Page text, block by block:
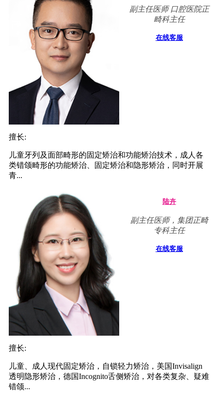
副主任医师 口腔医院正
畸科主任
在线客服
擅长:
儿童牙列及面部畸形的固定矫治和功能矫治技术，成人各
类错颌畸形的功能矫治、固定矫治和隐形矫治，同时开展
青...
陆卉
副主任医师，集团正畸
专科主任
在线客服
擅长:
儿童、成人现代固定矫治，自锁轻力矫治，美国Invisalign
透明隐形矫治，德国Incognito舌侧矫治，对各类复杂、疑难
错颌...